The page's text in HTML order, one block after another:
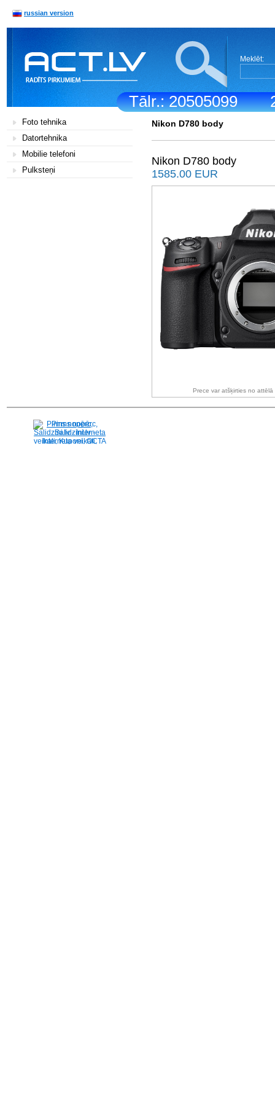
Tālr.: 20505099
russian version
Meklēt:
Foto tehnika
Datortehnika
Mobilie telefoni
Pulksteņi
Nikon D780 body
Nikon D780 body
1585.00 EUR
Prece var atšķirties no attēlā
Pirms nopērc,
Salidzini.lv - Interneta
veikali, Kuponi, OCTA